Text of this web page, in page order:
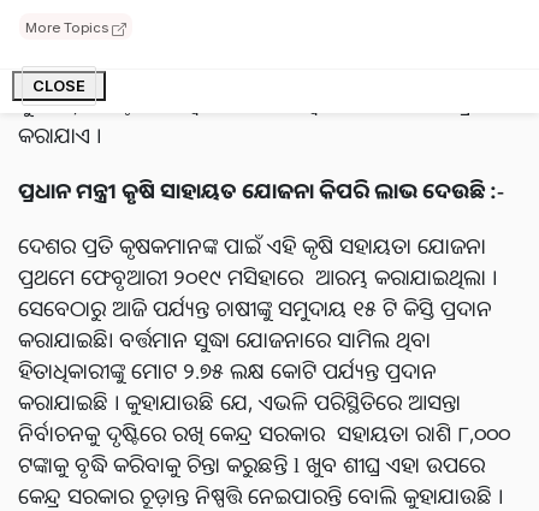
More Topics
CLOSE
ମାସରେ ୨୦୦୦ ଟଙ୍କା ଆର୍ଥିକ ସହାୟତା ଦିଆଯାଉଛି । ଏହି
ଯୋଜନାର ପରିମାଣ ରାଶି ହିତାଧିକାରୀମାନଙ୍କୁ ପ୍ରତିବର୍ଷ ଏପ୍ରିଲ-
ଜୁଲାଇ, ଅଗଷ୍ଟ-ନଭେମ୍ବର ଏବଂ ଡିସେମ୍ବର-ମାର୍ଚ୍ଚ ମଧ୍ୟରେ ପ୍ରଦାନ
କରାଯାଏ ।
ପ୍ରଧାନ ମନ୍ତ୍ରୀ କୃଷି ସାହାୟତ ଯୋଜନା କିପରି ଲାଭ ଦେଉଛି :-
ଦେଶର ପ୍ରତି କୃଷକମାନଙ୍କ ପାଇଁ ଏହି କୃଷି ସହାୟତା ଯୋଜନା
ପ୍ରଥମେ ଫେବୃଆରୀ ୨୦୧୯ ମସିହାରେ ଆରମ୍ଭ କରାଯାଇଥିଲା ।
ସେବେଠାରୁ ଆଜି ପର୍ଯ୍ୟନ୍ତ ଚାଷୀଙ୍କୁ ସମୁଦାୟ ୧୫ ଟି କିସ୍ତି ପ୍ରଦାନ
କରାଯାଇଛି। ବର୍ତ୍ତମାନ ସୁଦ୍ଧା ଯୋଜନାରେ ସାମିଲ ଥିବା
ହିତାଧିକାରୀଙ୍କୁ ମୋଟ ୨.୭୫ ଲକ୍ଷ କୋଟି ପର୍ଯ୍ୟନ୍ତ ପ୍ରଦାନ
କରାଯାଇଛି । କୁହାଯାଉଛି ଯେ, ଏଭଳି ପରିସ୍ଥିତିରେ ଆସନ୍ତା
ନିର୍ବାଚନକୁ ଦୃଷ୍ଟିରେ ରଖି କେନ୍ଦ୍ର ସରକାର ସହାୟତା ରାଶି ୮,୦୦୦
ଟଙ୍କାକୁ ବୃଦ୍ଧି କରିବାକୁ ଚିନ୍ତା କରୁଛନ୍ତି l ଖୁବ ଶୀଘ୍ର ଏହା ଉପରେ
କେନ୍ଦ୍ର ସରକାର ଚୂଡ଼ାନ୍ତ ନିଷ୍ପତ୍ତି ନେଇପାରନ୍ତି ବୋଲି କୁହାଯାଉଛି ।